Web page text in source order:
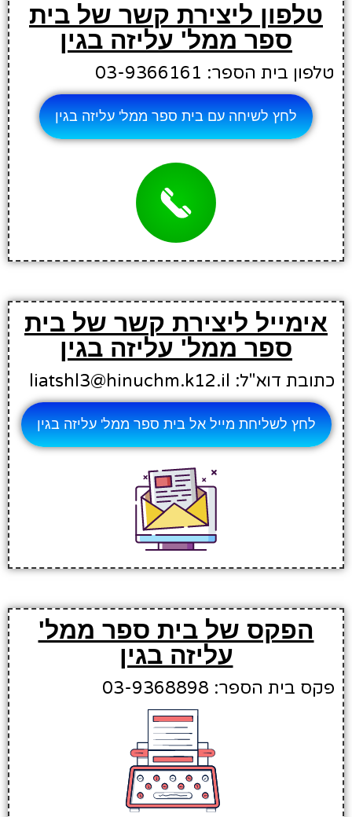
טלפון ליצירת קשר של בית
ספר ממל' עליזה בגין
טלפון בית הספר: 03-9366161
לחץ לשיחה עם בית ספר ממל' עליזה בגין
אימייל ליצירת קשר של בית
ספר ממל' עליזה בגין
כתובת דוא"ל: liatshl3@hinuchm.k12.il
לחץ לשליחת מייל אל בית ספר ממל' עליזה בגין
הפקס של בית ספר ממל'
עליזה בגין
פקס בית הספר: 03-9368898